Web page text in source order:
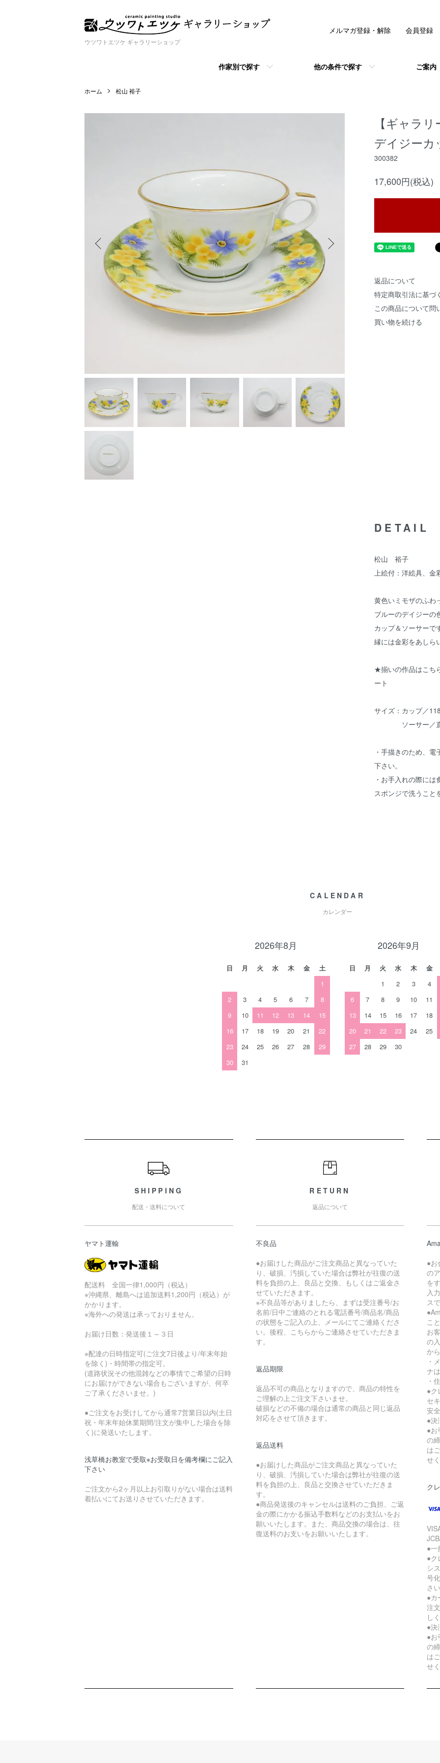
ウツワトエツケ ギャラリーショップ
作家別で探す 他の条件で探す ご案内
メルマガ登録・解除 会員登録
ホーム 松山 裕子
【ギャラ
デイジーカ
300382
17,600円(税込)
返品について
特定商取引法に基づ
この商品について問
買い物を続ける
DETAIL
松山 裕子
上絵付：洋絵具、金
黄色いミモザのふわ
ブルーのデイジーの
カップ＆ソーサーで
縁には金彩をあしら
★揃いの作品はこち
ート
サイズ：カップ／
ソーサー／直
・手描きのため、
下さい。
・お手入れの際に
スポンジで洗うこと
CALENDAR
カレンダー
2026年8月
日 月 火 水 木 金
土
1
2
3 4 5 6 7
8
9
10 11 12 13 14
15
16
17 18 19 20 21
22
23
24 25 26 27 28
29
30
31
2026年9月
日 月 火 水 木 金
1
2 3 4
6
7 8 9 10 11
13
14 15 16 17 18
20
21 22 23 24 25
27
28 29 30
SHIPPING
配送・送料について
ヤマト運輸
配送料 全国一律1,000円（税込）
※沖縄県、離島へは追加送料1,200円（税込）が
かかります。
※海外への発送は承っておりません。
お届け日数：発送後１～３日
※配達の日時指定可(ご注文7日後より/年末年始
を除く)・時間帯の指定可。
(道路状況その他混雑などの事情でご希望の日時
にお届けができない場合もございますが、何卒
ご了承くださいませ。)
●ご注文をお受けしてから通常7営業日以内(土日
祝・年末年始休業期間/注文が集中した場合を除
く)に発送いたします。
浅草橋お教室で受取※お受取日を備考欄にご記入
下さい
ご注文から2ヶ月以上お引取りがない場合は送料
着払いにてお送りさせていただきます。
RETURN
返品について
不良品
●お届けした商品がご注文商品と異なっていた
り、破損、汚損していた場合は弊社が往復の送
料を負担の上、良品と交換、もしくはご返金さ
せていただきます。
※不良品等がありましたら、まずは受注番号/お
名前/日中ご連絡のとれる電話番号/商品名/商品
の状態をご記入の上、メールにてご連絡くださ
い。後程、こちらからご連絡させていただきま
す。
返品期限
返品不可の商品となりますので、商品の特性を
ご理解の上ご注文下さいませ。
破損などの不備の場合は通常の商品と同じ返品
対応をさせて頂きます。
返品送料
●お届けした商品がご注文商品と異なっていた
り、破損、汚損していた場合は弊社が往復の送
料を負担の上、良品と交換させていただきま
す。
●商品発送後のキャンセルは送料のご負担、ご返
金の際にかかる振込手数料などのお支払いをお
願いいたします。また、商品交換の場合は、往
復送料のお支いをお願いいたします。
●お
の
を
入
ス
こ
お
の
か
・
ナ
・
●ク
セ
安
●決
●お
の
は
せ
ク
●一
●ク
シ
号
さい
●カ
注
し
●決
●お
の
は
せ